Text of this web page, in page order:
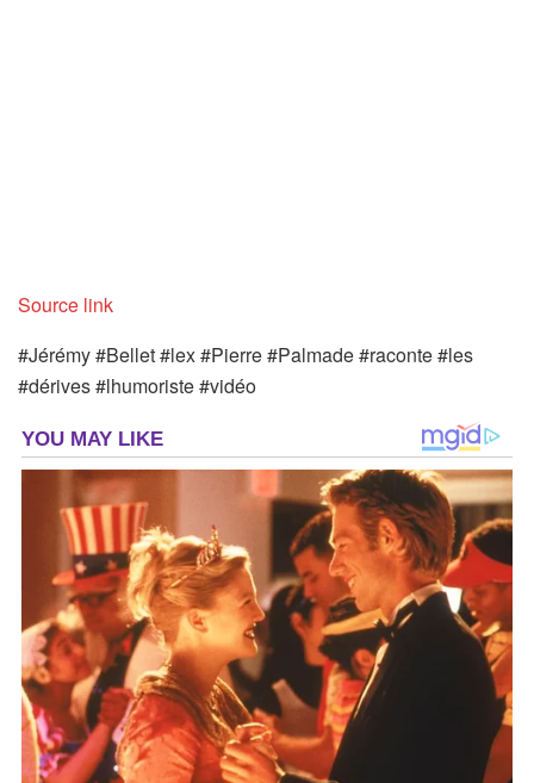
Source link
#Jérémy #Bellet #lex #Pierre #Palmade #raconte #les
#dérives #lhumoriste #vidéo